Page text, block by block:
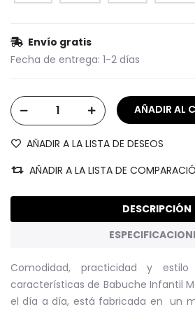
Envío gratis
Fecha de entrega: 1-2 días
AÑADIR A LA LISTA DE DESEOS
AÑADIR A LA LISTA DE
DESCRIPCIÓN
Comodidad, practicidad y
características de Babuche Infantil
el día a día, está fabricada en un